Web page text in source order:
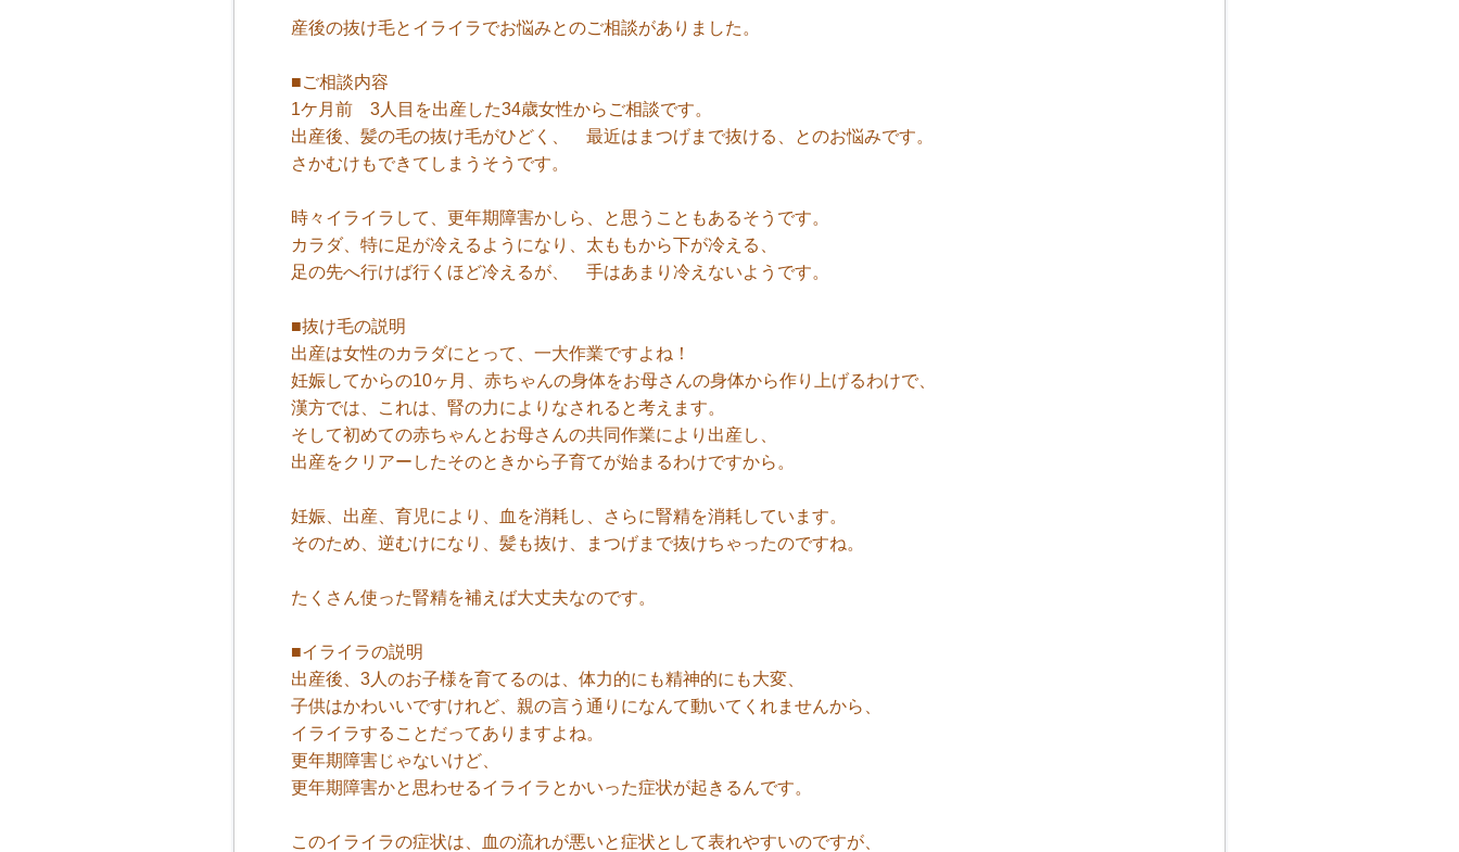
産後の抜け毛とイライラでお悩みとのご相談がありました。
■ご相談内容
1ケ月前 3人目を出産した34歳女性からご相談です。
出産後、髪の毛の抜け毛がひどく、 最近はまつげまで抜ける、とのお悩みです。
さかむけもできてしまうそうです。
時々イライラして、更年期障害かしら、と思うこともあるそうです。
カラダ、特に足が冷えるようになり、太ももから下が冷える、
足の先へ行けば行くほど冷えるが、 手はあまり冷えないようです。
■抜け毛の説明
出産は女性のカラダにとって、一大作業ですよね！
妊娠してからの10ヶ月、赤ちゃんの身体をお母さんの身体から作り上げるわけで、
漢方では、これは、腎の力によりなされると考えます。
そして初めての赤ちゃんとお母さんの共同作業により出産し、
出産をクリアーしたそのときから子育てが始まるわけですから。
妊娠、出産、育児により、血を消耗し、さらに腎精を消耗しています。
そのため、逆むけになり、髪も抜け、まつげまで抜けちゃったのですね。
たくさん使った腎精を補えば大丈夫なのです。
■イライラの説明
出産後、3人のお子様を育てるのは、体力的にも精神的にも大変、
子供はかわいいですけれど、親の言う通りになんて動いてくれませんから、
イライラすることだってありますよね。
更年期障害じゃないけど、
更年期障害かと思わせるイライラとかいった症状が起きるんです。
このイライラの症状は、血の流れが悪いと症状として表れやすいのですが、